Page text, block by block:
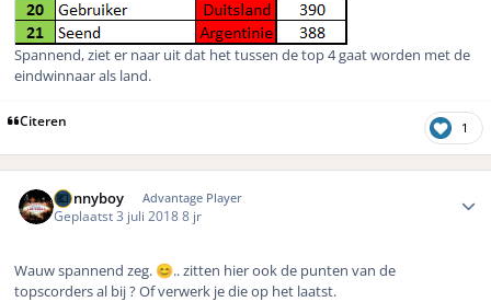
Spannend, ziet er naar uit dat het tussen de top 4 gaat worden met de
eindwinnaar als land.
Citeren 1
Dannyboy Advantage Player
Geplaatst 3 juli 20188 jr
Wauw spannend zeg. 😊.. zitten hier ook de punten van de
topscorders al bij ? Of verwerk je die op het laatst.